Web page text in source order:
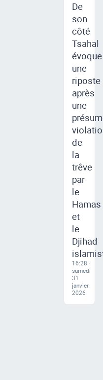
De
son
côté
Tsahal
évoque
une
riposte
après
une
de
la
trêve
par
le
Hamas
et
le
Djihad
16:28 ·
samedi
31
janvier
2026